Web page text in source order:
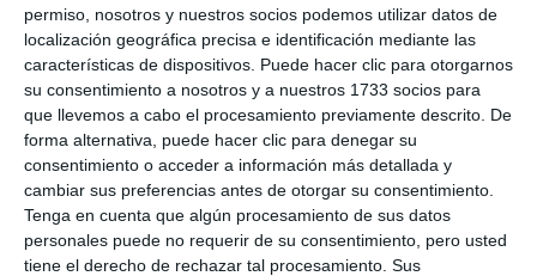
permiso, nosotros y nuestros socios podemos utilizar datos de
localización geográfica precisa e identificación mediante las
características de dispositivos. Puede hacer clic para otorgarnos
su consentimiento a nosotros y a nuestros 1733 socios para
que llevemos a cabo el procesamiento previamente descrito. De
forma alternativa, puede hacer clic para denegar su
consentimiento o acceder a información más detallada y
cambiar sus preferencias antes de otorgar su consentimiento.
Tenga en cuenta que algún procesamiento de sus datos
personales puede no requerir de su consentimiento, pero usted
tiene el derecho de rechazar tal procesamiento. Sus